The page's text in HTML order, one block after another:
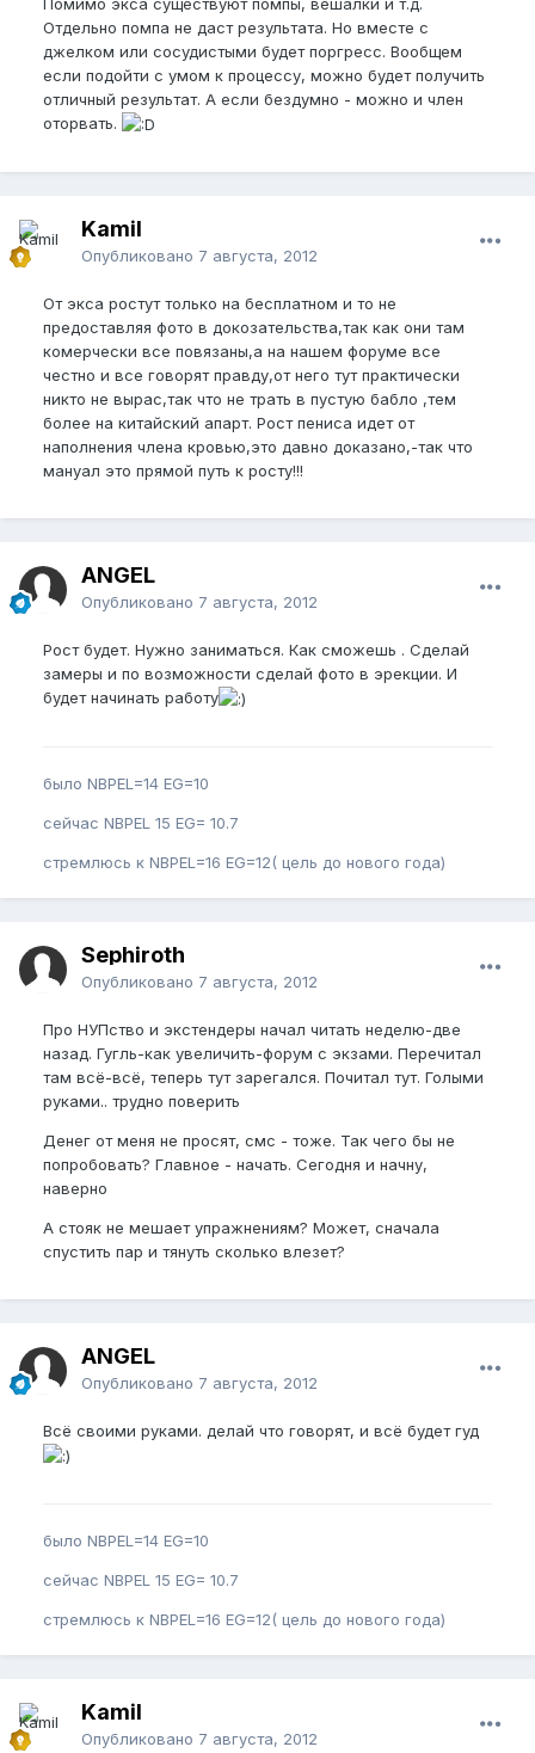
Отдельно помпа не даст результата. Но вместе с
джелком или сосудистыми будет поргресс. Вообщем
если подойти с умом к процессу, можно будет получить
отличный результат. А если бездумно - можно и член
оторвать.
Kamil
Опубликовано 7 августа, 2012
От экса ростут только на бесплатном и то не
предоставляя фото в докозательства,так как они там
комерчески все повязаны,а на нашем форуме все
честно и все говорят правду,от него тут практически
никто не вырас,так что не трать в пустую бабло ,тем
более на китайский апарт. Рост пениса идет от
наполнения члена кровью,это давно доказано,-так что
мануал это прямой путь к росту!!!
ANGEL
Опубликовано 7 августа, 2012
Рост будет. Нужно заниматься. Как сможешь . Сделай
замеры и по возможности сделай фото в эрекции. И
будет начинать работу
было NBPEL=14 EG=10
сейчас NBPEL 15 EG= 10.7
стремлюсь к NBPEL=16 EG=12( цель до нового года)
Sephiroth
Опубликовано 7 августа, 2012
Про НУПство и экстендеры начал читать неделю-две
назад. Гугль-как увеличить-форум с экзами. Перечитал
там всё-всё, теперь тут зарегался. Почитал тут. Голыми
руками.. трудно поверить
Денег от меня не просят, смс - тоже. Так чего бы не
попробовать? Главное - начать. Сегодня и начну,
наверно
А стояк не мешает упражнениям? Может, сначала
спустить пар и тянуть сколько влезет?
ANGEL
Опубликовано 7 августа, 2012
Всё своими руками. делай что говорят, и всё будет гуд
было NBPEL=14 EG=10
сейчас NBPEL 15 EG= 10.7
стремлюсь к NBPEL=16 EG=12( цель до нового года)
Kamil
Опубликовано 7 августа, 2012